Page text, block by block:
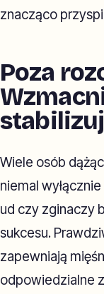
znacząco
Poza
Wiele osób
niemal
ud czy zginaczy
sukcesu.
zapewniają
odpowiedzialne